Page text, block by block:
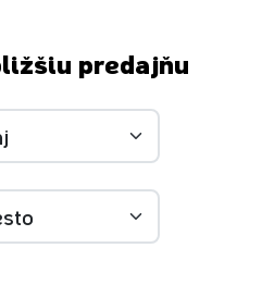
predajňu